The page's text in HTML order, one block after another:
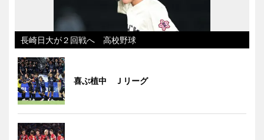
長崎日大が２回戦へ 高校野球
喜ぶ植中 Ｊリーグ